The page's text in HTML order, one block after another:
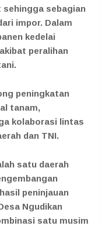
sehingga sebagian
impor. Dalam
kedelai
peralihan
peningkatan
tanam,
kolaborasi lintas
dan TNI.
satu daerah
peninjauan
Ngudikan
satu musim